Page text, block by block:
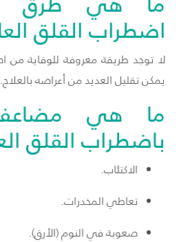
اضطراب القلق
لا توجد طريقة معروفة للوقاية من
يمكن تقليل العديد من أعراضه بالعلاج.
ما هي
باضطراب القلق
الاكتئاب.
تعاطي المخدرات.
صعوبة في النوم (الأرق).